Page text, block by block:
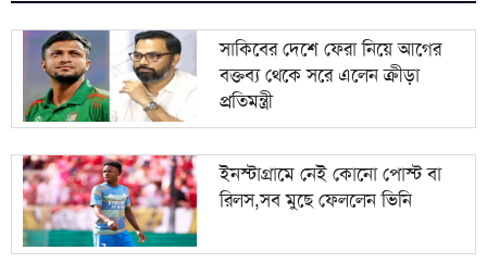
৯ শাহজালাল বিমানবন্দরের বলাকা লাউঞ্জে আগুন
১০ মন্ত্রিসভায় রদবদল, আসছে নতুন মুখ
সাকিবের দেশে ফেরা নিয়ে আগের
বক্তব্য থেকে সরে এলেন ক্রীড়া
প্রতিমন্ত্রী
ইনস্টাগ্রামে নেই কোনো পোস্ট বা
রিলস,সব মুছে ফেললেন ভিনি